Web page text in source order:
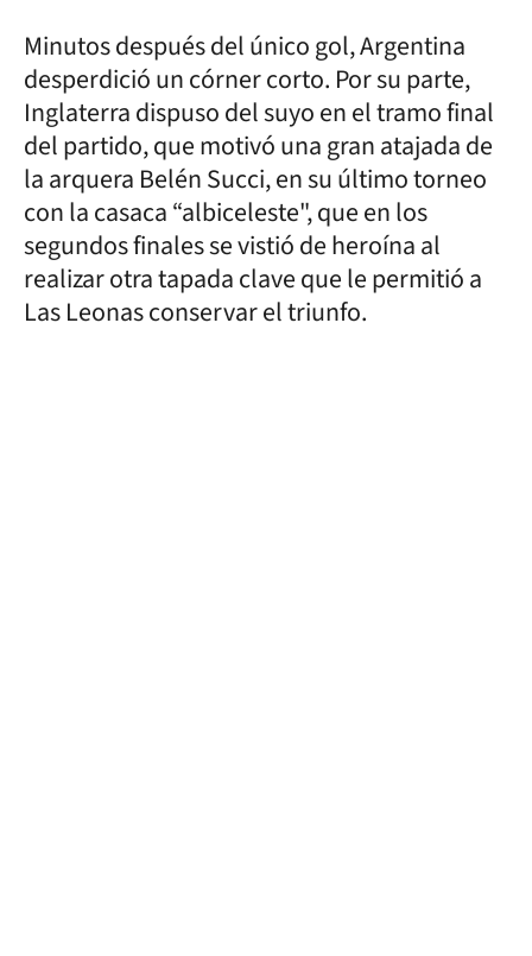
Minutos después del único gol, Argentina
desperdició un córner corto. Por su parte,
Inglaterra dispuso del suyo en el tramo final
del partido, que motivó una gran atajada de
la arquera Belén Succi, en su último torneo
con la casaca “albiceleste", que en los
segundos finales se vistió de heroína al
realizar otra tapada clave que le permitió a
Las Leonas conservar el triunfo.